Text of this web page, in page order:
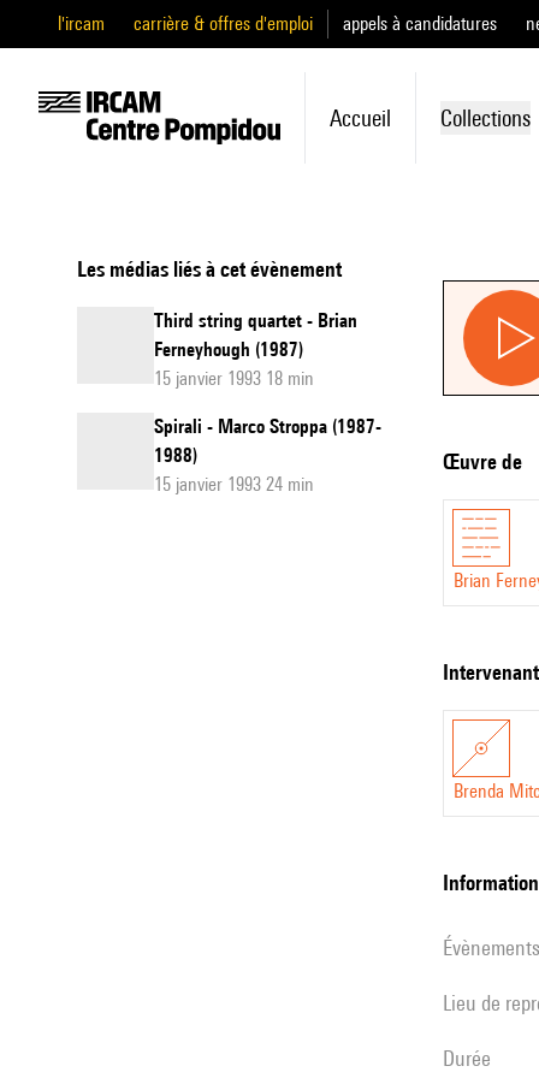
l'ircam carrière & offres d'emploi appels à candidatures
Accueil Collections
Les médias liés à cet évènement
Third string quartet - Brian
Ferneyhough (1987)
15 janvier 1993 18 min
Spirali - Marco Stroppa (1987-
1988)
15 janvier 1993 24 min
Œuvre de
Brian
Brenda
évènements
Lieu de
durée